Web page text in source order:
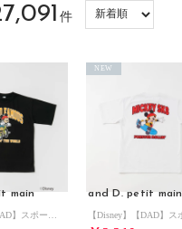
件
main and D. petit main
NEW